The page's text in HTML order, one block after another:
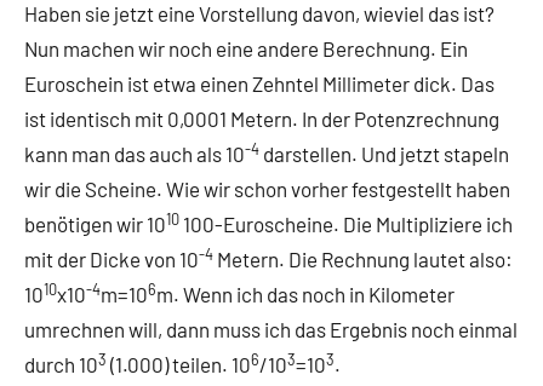
Haben sie jetzt eine Vorstellung davon, wieviel das ist?
Nun machen wir noch eine andere Berechnung. Ein
Euroschein ist etwa einen Zehntel Millimeter dick. Das
ist identisch mit 0,0001 Metern. In der Potenzrechnung
kann man das auch als 10-4 darstellen. Und jetzt stapeln
wir die Scheine. Wie wir schon vorher festgestellt haben
benötigen wir 1010 100-Euroscheine. Die Multipliziere ich
mit der Dicke von 10-4 Metern. Die Rechnung lautet also:
1010x10-4m=106m. Wenn ich das noch in Kilometer
umrechnen will, dann muss ich das Ergebnis noch einmal
durch 103 (1.000) teilen. 106/103=103.